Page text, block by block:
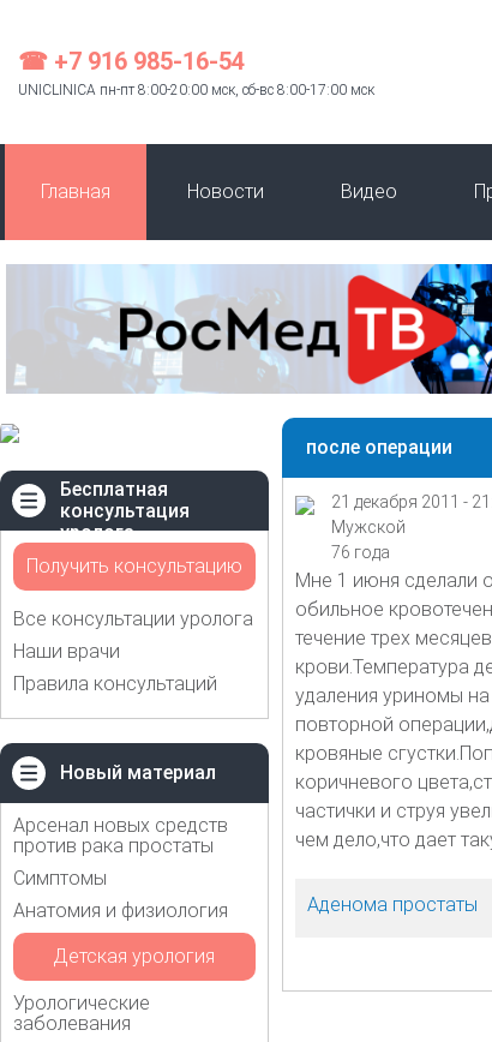
☎ +7 916 985-16-54
UNICLINICA пн-пт 8:00-20:00 мск, сб-вс 8:00-17:00 мск
Главная Новости Видео
Бесплатная
консультация
уролога
Получить консультацию
Все консультации уролога
Наши врачи
Правила консультаций
Новый материал
Арсенал новых средств
против рака простаты
Симптомы
Анатомия и физиология
Детская урология
Урологические
заболевания
после операции
21 декабря 2011 -
Мужской
76 года
Мне 1 июня сделали
обильное
течение трех
крови.Температура
удаления уриномы
повторной
кровяные
коричневого
частички и струя
чем дело,что дает
Аденома простаты